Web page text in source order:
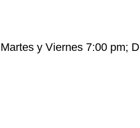
Martes y Viernes 7:00 pm;